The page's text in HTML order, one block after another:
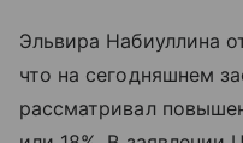
Эльвира Набиуллина
что на сегодняшнем
рассматривал